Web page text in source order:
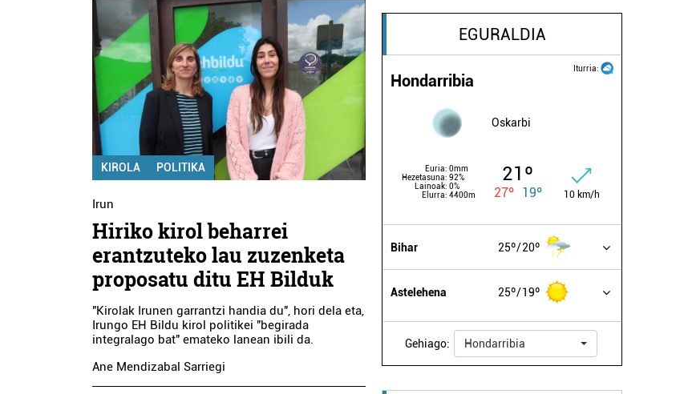
KIROLA POLITIKA
Irun
Hiriko kirol beharrei
erantzuteko lau zuzenketa
proposatu ditu EH Bilduk
"Kirolak Irunen garrantzi handia du", hori dela eta,
Irungo EH Bildu kirol politikei "begirada
integralago bat" emateko lanean ibili da.
Ane Mendizabal Sarriegi
EGURALDIA
Iturria:
Hondarribia
Oskarbi
Euria: 0mm
Hezetasuna: 92%
Lainoak: 0%
Elurra: 4400m
21º
27º 19º 10 km/h
Bihar 25º 20º
Astelehena 25º 19º
Gehiago: Hondarribia